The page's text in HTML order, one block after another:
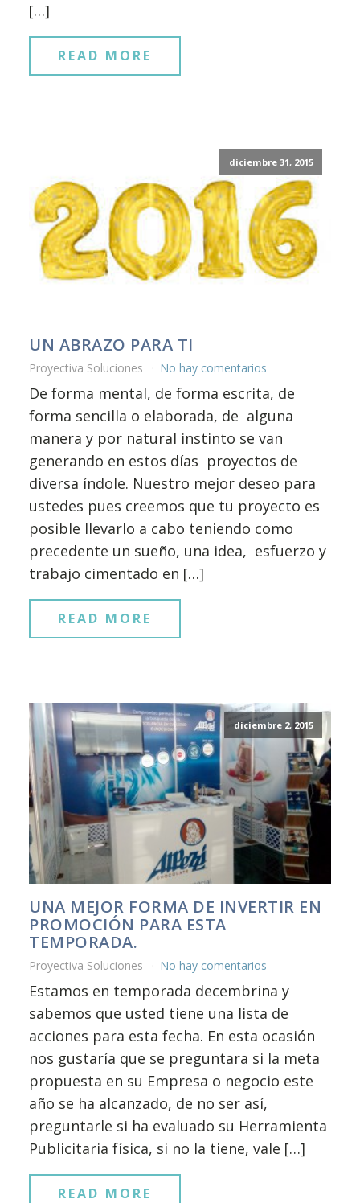
[…]
READ MORE
diciembre 31, 2015
UN ABRAZO PARA TI
Proyectiva Soluciones No hay comentarios
De forma mental, de forma escrita, de
forma sencilla o elaborada, de alguna
manera y por natural instinto se van
generando en estos días proyectos de
diversa índole. Nuestro mejor deseo para
ustedes pues creemos que tu proyecto es
posible llevarlo a cabo teniendo como
precedente un sueño, una idea, esfuerzo y
trabajo cimentado en […]
READ MORE
diciembre 2, 2015
UNA MEJOR FORMA DE INVERTIR EN
PROMOCIÓN PARA ESTA
TEMPORADA.
Proyectiva Soluciones No hay comentarios
Estamos en temporada decembrina y
sabemos que usted tiene una lista de
acciones para esta fecha. En esta ocasión
nos gustaría que se preguntara si la meta
propuesta en su Empresa o negocio este
año se ha alcanzado, de no ser así,
preguntarle si ha evaluado su Herramienta
Publicitaria física, si no la tiene, vale […]
READ MORE